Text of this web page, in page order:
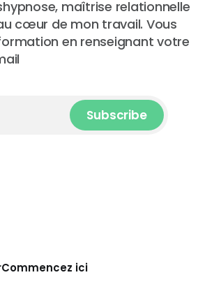
maîtrise relationnelle
cœur de mon travail. Vous
en renseignant votre
Subscribe
Commencez ici